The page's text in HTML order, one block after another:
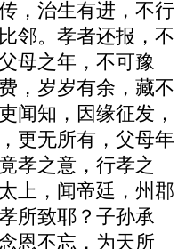
，治生有进，不行
邻。孝者还报，不
母之年，不可豫
，岁岁有余，藏不
闻知，因缘征发，
更无所有，父母年
孝之意，行孝之
上，闻帝廷，州郡
所致耶？子孙承
恩不忘，为天所